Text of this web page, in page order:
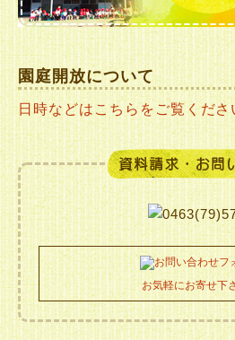
園庭開放について
日時などはこちらをご覧くださ
お気軽にお寄せ下